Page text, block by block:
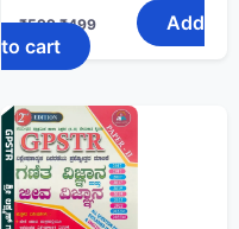
₹599 ₹499
Add
to cart